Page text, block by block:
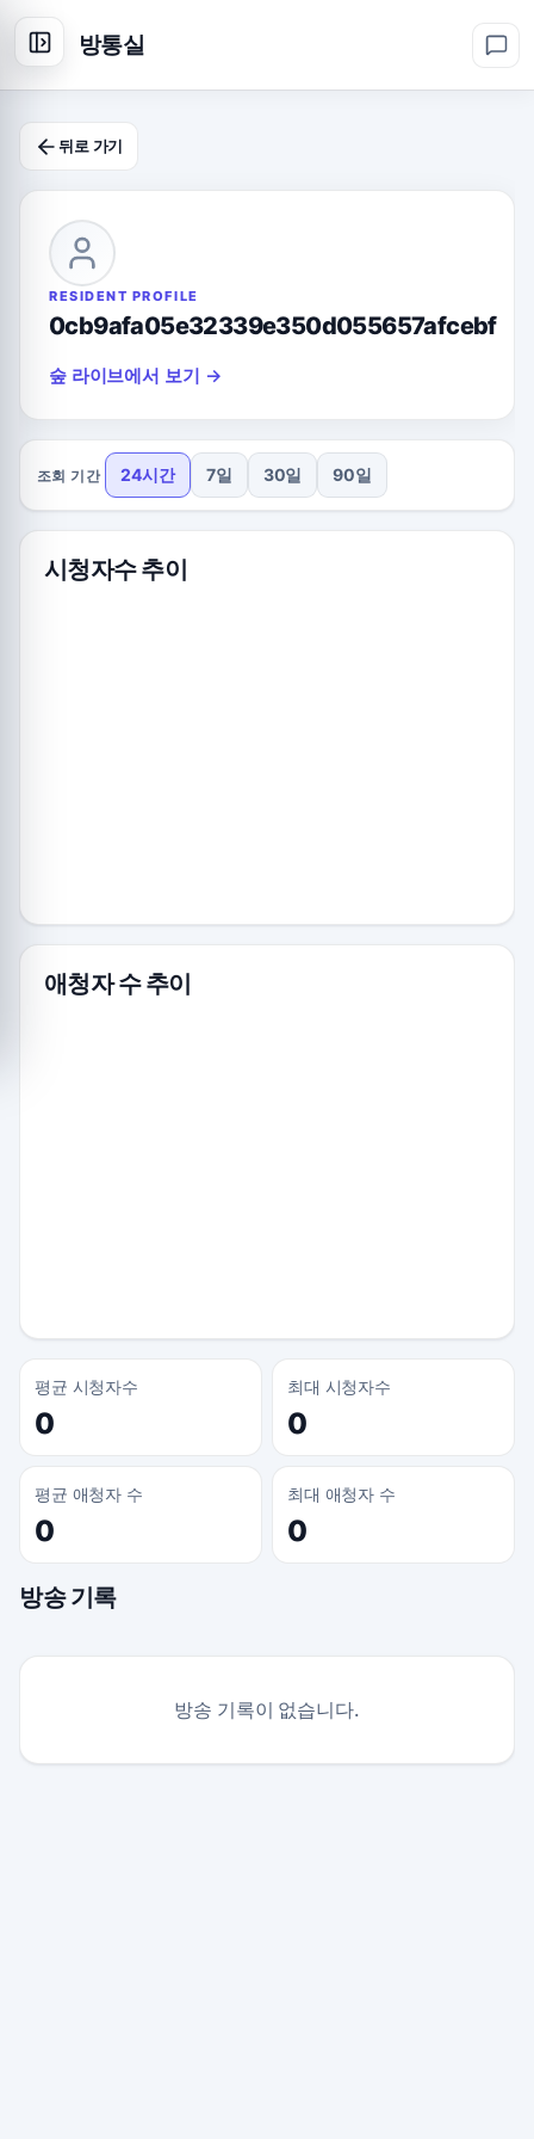
방통실
뒤로 가기
RESIDENT PROFILE
0cb9afa05e32339e350d055657afcebf
숲 라이브에서 보기 →
조회 기간 24시간 7일 30일 90일
시청자수 추이
애청자 수 추이
평균 시청자수
0
최대 시청자수
0
평균 애청자 수
0
최대 애청자 수
0
방송 기록
방송 기록이 없습니다.